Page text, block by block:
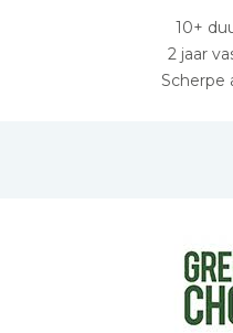
10+
2 jaar
Scherpe